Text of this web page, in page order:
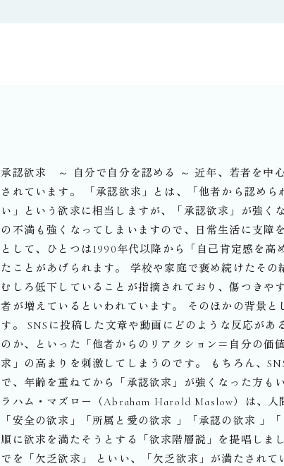
承認欲求 ～ 自分で自分を認める ～ 近年、若者を中
されています。 「承認欲求」とは、「他者から認め
い」という欲求に相当しますが、「承認欲求」が強く
の不満も強くなってしまいますので、日常生活に支障
として、ひとつは1990年代以降から「自己肯定感を高
たことがあげられます。 学校や家庭で褒め続けたその
むしろ低下していることが指摘されており、傷つきや
者が増えているといわれています。 そのほかの背景と
す。 SNSに投稿した文章や動画にどのような反応が
のか、といった「他者からのリアクション＝自分の価
求」の高まりを刺激してしまうのです。 もちろん、
で、年齢を重ねてから「承認欲求」が強くなった方も
ラハム・マズロー（Abraham Harold Maslow）は、人
「安全の欲求」「所属と愛の欲求 」「承認の欲求 」
順に欲求を満たそうとする「欲求階層説」を提唱しま
でを「欠乏欲求」 といい、「欠乏欲求」が満たされ